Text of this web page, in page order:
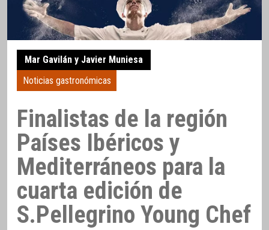
Mar Gavilán y Javier Muniesa
Noticias gastronómicas
Finalistas de la región
Países Ibéricos y
Mediterráneos para la
cuarta edición de
S.Pellegrino Young Chef